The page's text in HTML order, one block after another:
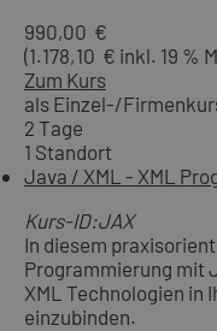
990,00 €
(1.178,10 € inkl. 19 %
Zum Kurs
als Einzel-/
2 Tage
1 Standort
Java / XML - XML
Kurs-ID:JAX
In diesem
Programmierung mit
XML Technologien in
einzubinden.